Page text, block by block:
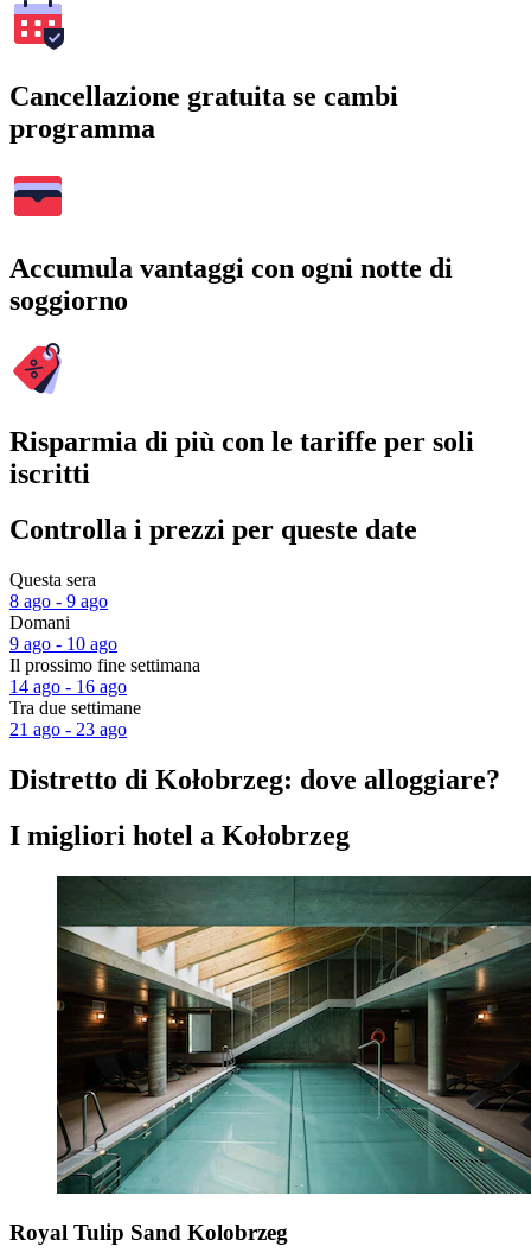
Cancellazione gratuita se cambi
programma
Accumula vantaggi con ogni notte di
soggiorno
Risparmia di più con le tariffe per soli
iscritti
Controlla i prezzi per queste date
Questa sera
8 ago - 9 ago
Domani
9 ago - 10 ago
Il prossimo fine settimana
14 ago - 16 ago
Tra due settimane
21 ago - 23 ago
Distretto di Kołobrzeg: dove alloggiare?
I migliori hotel a Kołobrzeg
Royal Tulip Sand Kolobrzeg